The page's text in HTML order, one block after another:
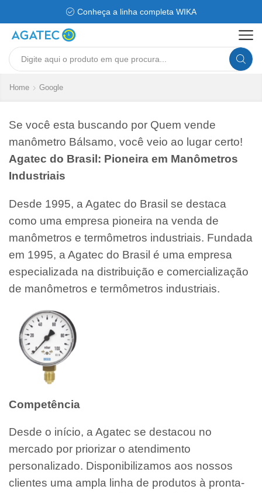
Conheça a linha completa WIKA
Search
Home Google
Se você esta buscando por Quem vende
manômetro Bálsamo, você veio ao lugar certo!
Agatec do Brasil: Pioneira em Manômetros
Industriais
Desde 1995, a Agatec do Brasil se destaca
como uma empresa pioneira na venda de
manômetros e termômetros industriais. Fundada
em 1995, a Agatec do Brasil é uma empresa
especializada na distribuição e comercialização
de manômetros e termômetros industriais.
Competência
Desde o início, a Agatec se destacou no
mercado por priorizar o atendimento
personalizado. Disponibilizamos aos nossos
clientes uma ampla linha de produtos à pronta-